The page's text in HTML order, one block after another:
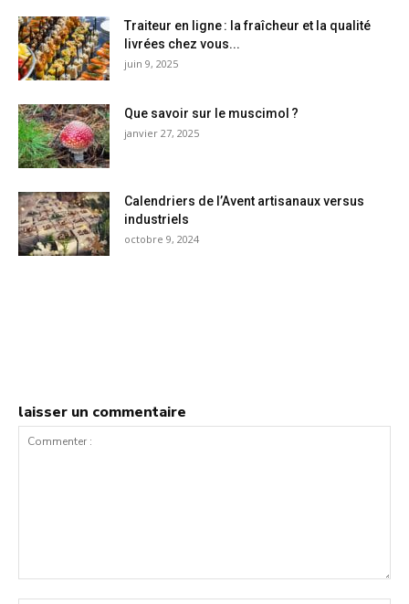
Traiteur en ligne : la fraîcheur et la qualité
livrées chez vous...
juin 9, 2025
Que savoir sur le muscimol ?
janvier 27, 2025
Calendriers de l’Avent artisanaux versus
industriels
octobre 9, 2024
laisser un commentaire